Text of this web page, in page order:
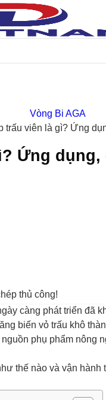
Vòng Bi AGA
trấu viên là gì? Ứng
Ứng
thủ công!
càng phát triển đã
biến vỏ trấu khô
phụ phẩm nông
thế nào và vận